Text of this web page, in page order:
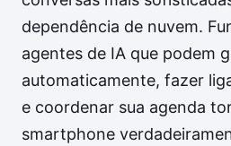
dependência de nuvem.
agentes de IA que podem
automaticamente, fazer
e coordenar sua agenda
smartphone